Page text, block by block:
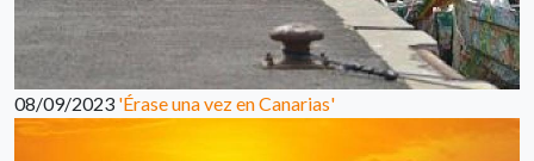
08/09/2023 'Érase una vez en Canarias'